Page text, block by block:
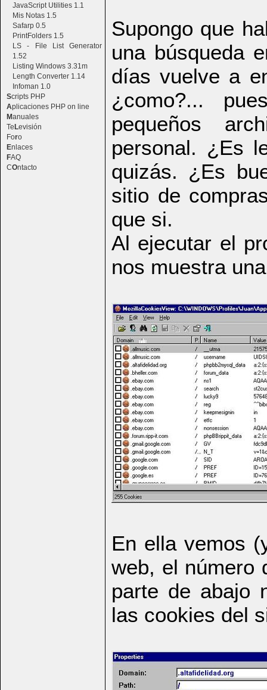
JavaScript Utilities 1.1
Mis Notas 1.5
Safarp 0.5
PrintFolders 1.5
LS - File List Generator
1.52
Listing Windows 3.31m
Length Converter 1.14
Infoman 1.0
Scripts PHP
Aplicaciones PHP on line
Manuales
TeLevisión
Foro
Enlaces
FAQ
COntacto
Supongo que
una búsqueda
días vuelve a
¿como?...
pequeños
personal. ¿Es
quizás. ¿Es
sitio de
que si.
Al ejecutar el
nos muestra
En ella vemos
web, el número
parte de abajo
las cookies del